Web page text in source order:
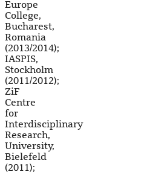
Europe
College,
Bucharest,
Romania
(2013/2014);
IASPIS,
Stockholm
(2011/2012);
ZiF
Centre
for
Interdisciplinary
Research,
University,
Bielefeld
(2011);